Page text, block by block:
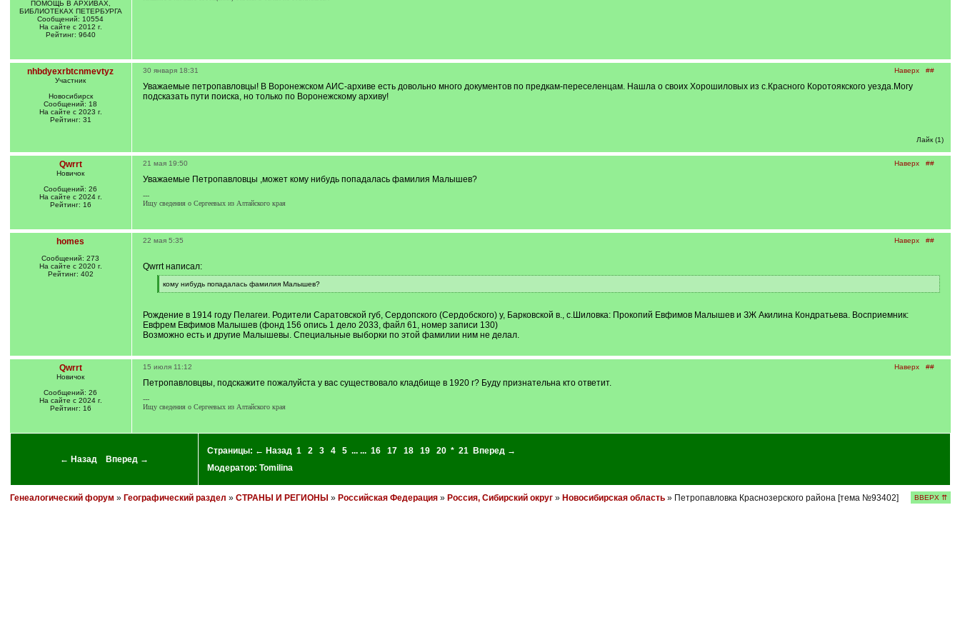
ПОМОЩЬ В АРХИВАХ,
БИБЛИОТЕКАХ ПЕТЕРБУРГА
Сообщений: 10554
На сайте с 2012 г.
Рейтинг: 9640
nhbdyexrbtcnmevtyz
Участник
Новосибирск
Сообщений: 18
На сайте с 2023 г.
Рейтинг: 31
Наверх ##
30 января 18:31
Уважаемые петропавловцы! В Воронежском АИС-архиве есть довольно много документов по предкам-переселенцам. Нашла о своих Хорошиловых из с.Красного Коротоякского уезда.Могу
подсказать пути поиска, но только по Воронежскому архиву!
Лайк (1)
Qwrrt
Новичок
Сообщений: 26
На сайте с 2024 г.
Рейтинг: 16
Наверх ##
21 мая 19:50
Уважаемые Петропавловцы ,может кому нибудь попадалась фамилия Малышев?
---
Ищу сведения о Сергеевых из Алтайского края
homes
Сообщений: 273
На сайте с 2020 г.
Рейтинг: 402
Наверх ##
22 мая 5:35
Qwrrt написал:
[
q
кому нибудь попадалась фамилия Малышев?
[
]
Рождение в 1914 году Пелагеи. Родители Саратовской губ, Сердопского (Сердобского) у, Барковской в., с.Шиловка: Прокопий Евфимов Малышев и ЗЖ Акилина Кондратьева. Восприемник:
Евфрем Евфимов Малышев (фонд 156 опись 1 дело 2033, файл 61, номер записи 130)
Возможно есть и другие Малышевы. Специальные выборки по этой фамилии ним не делал.
Qwrrt
Новичок
Сообщений: 26
На сайте с 2024 г.
Рейтинг: 16
Наверх ##
15 июля 11:12
Петропавловцвы, подскажите пожалуйста у вас существовало кладбище в 1920 г? Буду признательна кто ответит.
---
Ищу сведения о Сергеевых из Алтайского края
← Назад Вперед →
Страницы: ← Назад 1 2 3 4 5 ... ... 16 17 18 19 20 * 21
Вперед →
Модератор: Tomilina
Генеалогический форум » Географический раздел » СТРАНЫ И РЕГИОНЫ » Российская Федерация» Россия, Сибирский округ» Новосибирская область» Петропавловка Краснозерского района [тема №93402] ВВЕРХ ⇈